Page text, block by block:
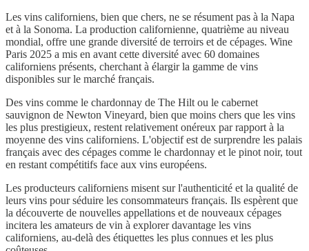
Les vins californiens, bien que chers, ne se résument pas à la Napa
et à la Sonoma. La production californienne, quatrième au niveau
mondial, offre une grande diversité de terroirs et de cépages. Wine
Paris 2025 a mis en avant cette diversité avec 60 domaines
californiens présents, cherchant à élargir la gamme de vins
disponibles sur le marché français.
Des vins comme le chardonnay de The Hilt ou le cabernet
sauvignon de Newton Vineyard, bien que moins chers que les vins
les plus prestigieux, restent relativement onéreux par rapport à la
moyenne des vins californiens. L'objectif est de surprendre les palais
français avec des cépages comme le chardonnay et le pinot noir, tout
en restant compétitifs face aux vins européens.
Les producteurs californiens misent sur l'authenticité et la qualité de
leurs vins pour séduire les consommateurs français. Ils espèrent que
la découverte de nouvelles appellations et de nouveaux cépages
incitera les amateurs de vin à explorer davantage les vins
californiens, au-delà des étiquettes les plus connues et les plus